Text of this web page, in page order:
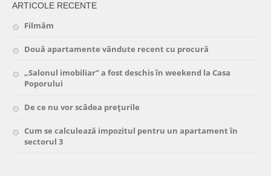
ARTICOLE RECENTE
Filmăm
Două apartamente vândute recent cu procură
„Salonul imobiliar” a fost deschis în weekend la Casa
Poporului
De ce nu vor scădea prețurile
Cum se calculează impozitul pentru un apartament în
sectorul 3